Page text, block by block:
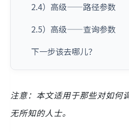
2.4）高级——路径参数
2.5）高级——查询参数
下一步该去哪儿？
注意：本文适用于那些对如何
无所知的人士。